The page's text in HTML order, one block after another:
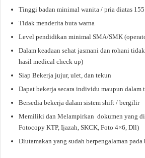
Tinggi badan minimal wanita / pria diatas
Tidak menderita buta warna
Level pendidikan minimal SMA/SMK
Dalam keadaan sehat jasmani dan rohani
hasil medical check up)
Siap Bekerja jujur, ulet, dan tekun
Dapat bekerja secara individu maupun dalam
Bersedia bekerja dalam sistem shift / bergilir
Memiliki dan Melampirkan dokumen yang
Fotocopy KTP, Ijazah, SKCK, Foto 4×6, Dll)
Diutamakan yang sudah berpengalaman pada